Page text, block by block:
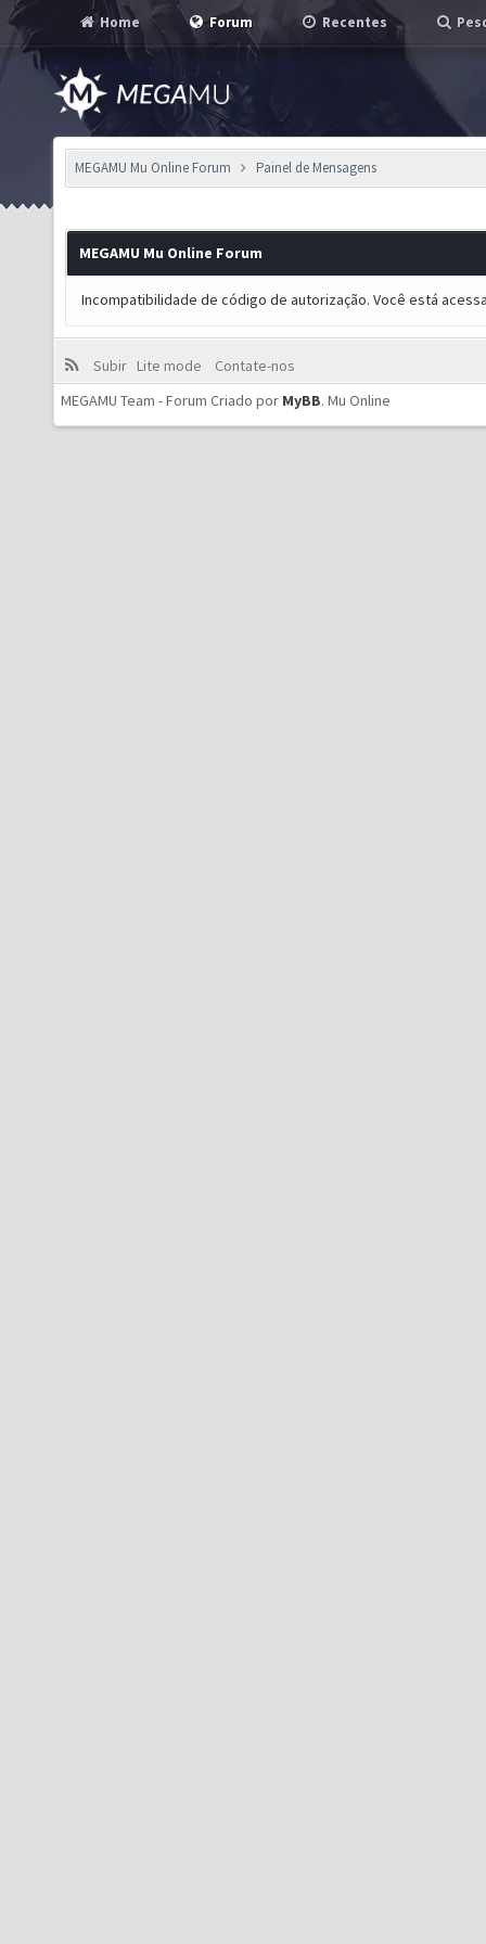
Home Forum Recentes
MEGAMU Mu Online Forum Painel de Mensagens
MEGAMU Mu Online Forum
Incompatibilidade de código de autorização. Você está
Subir Lite mode
Contate-nos
MEGAMU Team - Forum Criado por MyBB. Mu Online